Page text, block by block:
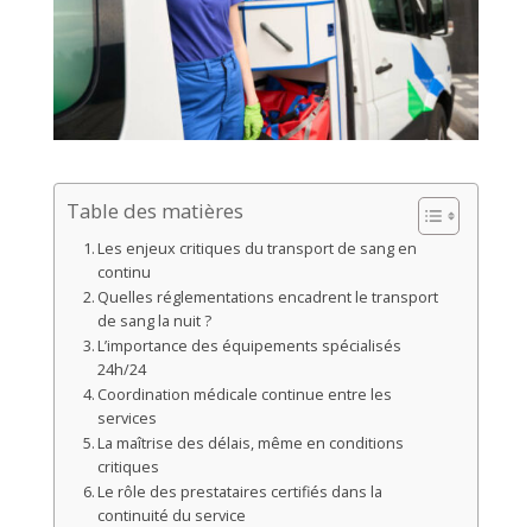
Table des matières
Les enjeux critiques du transport de sang en
continu
Quelles réglementations encadrent le transport
de sang la nuit ?
L’importance des équipements spécialisés
24h/24
Coordination médicale continue entre les
services
La maîtrise des délais, même en conditions
critiques
Le rôle des prestataires certifiés dans la
continuité du service